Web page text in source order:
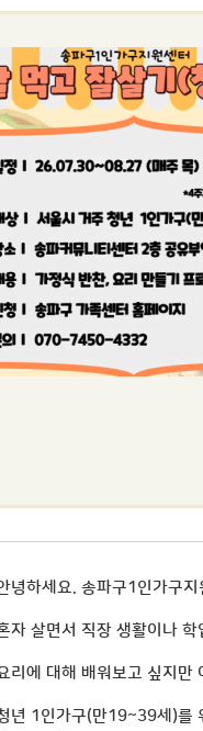
녕하세요. 송파구1인가구지
자 살면서 직장 생활이나
리에 대해 배워보고 싶지만
년 1인가구(만19~39세)를